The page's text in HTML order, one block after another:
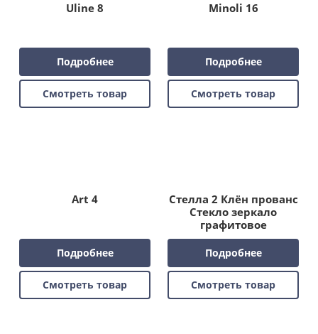
Uline 8
Подробнее
Смотреть товар
Minoli 16
Подробнее
Смотреть товар
Art 4
Подробнее
Смотреть товар
Стелла 2 Клён прованс
Стекло зеркало
графитовое
Подробнее
Смотреть товар